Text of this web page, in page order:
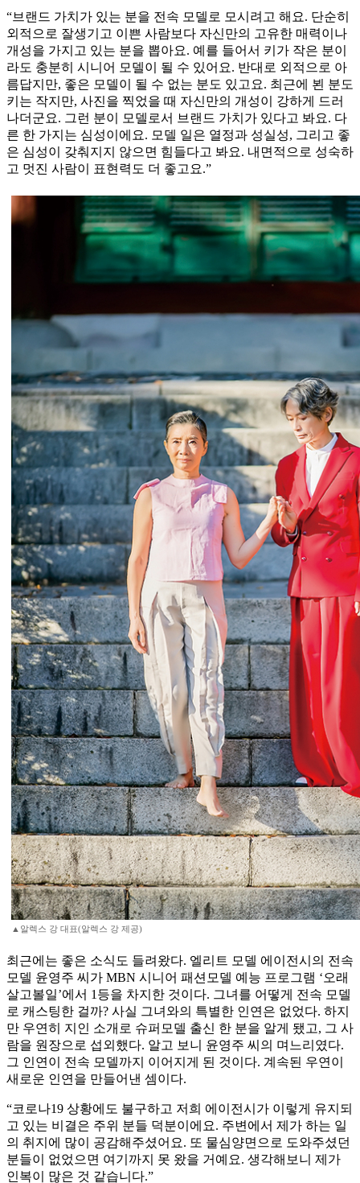
“브랜드 가치가 있는 분을 전속 모델로 모시려고 해요. 단순히
외적으로 잘생기고 이쁜 사람보다 자신만의 고유한 매력이나
개성을 가지고 있는 분을 뽑아요. 예를 들어서 키가 작은 분이
라도 충분히 시니어 모델이 될 수 있어요. 반대로 외적으로 아
름답지만, 좋은 모델이 될 수 없는 분도 있고요. 최근에 뵌 분도
키는 작지만, 사진을 찍었을 때 자신만의 개성이 강하게 드러
나더군요. 그런 분이 모델로서 브랜드 가치가 있다고 봐요. 다
른 한 가지는 심성이에요. 모델 일은 열정과 성실성, 그리고 좋
은 심성이 갖춰지지 않으면 힘들다고 봐요. 내면적으로 성숙하
고 멋진 사람이 표현력도 더 좋고요.”
▲알렉스 강 대표(알렉스 강 제공)
최근에는 좋은 소식도 들려왔다. 엘리트 모델 에이전시의 전속
모델 윤영주 씨가 MBN 시니어 패션모델 예능 프로그램 ‘오래
살고볼일’에서 1등을 차지한 것이다. 그녀를 어떻게 전속 모델
로 캐스팅한 걸까? 사실 그녀와의 특별한 인연은 없었다. 하지
만 우연히 지인 소개로 슈퍼모델 출신 한 분을 알게 됐고, 그 사
람을 원장으로 섭외했다. 알고 보니 윤영주 씨의 며느리였다.
그 인연이 전속 모델까지 이어지게 된 것이다. 계속된 우연이
새로운 인연을 만들어낸 셈이다.
“코로나19 상황에도 불구하고 저희 에이전시가 이렇게 유지되
고 있는 비결은 주위 분들 덕분이에요. 주변에서 제가 하는 일
의 취지에 많이 공감해주셨어요. 또 물심양면으로 도와주셨던
분들이 없었으면 여기까지 못 왔을 거예요. 생각해보니 제가
인복이 많은 것 같습니다.”